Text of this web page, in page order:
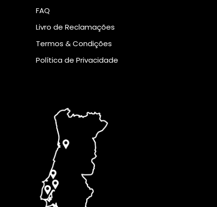
FAQ
Livro de Reclamações
Termos & Condições
Política de Privacidade